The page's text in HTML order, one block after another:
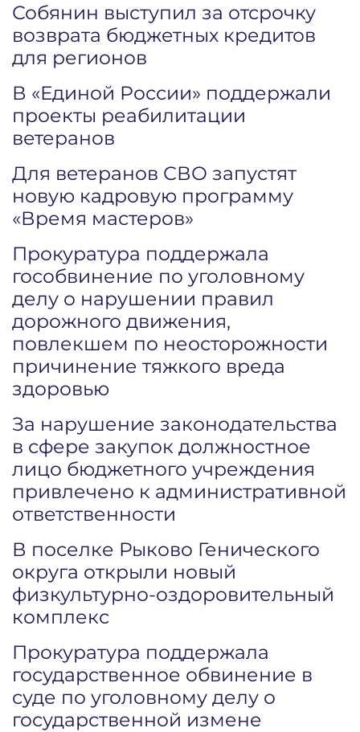
Собянин выступил за отсрочку
возврата бюджетных кредитов
для регионов
В «Единой России» поддержали
проекты реабилитации
ветеранов
Для ветеранов СВО запустят
новую кадровую программу
«Время мастеров»
Прокуратура поддержала
гособвинение по уголовному
делу о нарушении правил
дорожного движения,
повлекшем по неосторожности
причинение тяжкого вреда
здоровью
За нарушение законодательства
в сфере закупок должностное
лицо бюджетного учреждения
привлечено к административной
ответственности
В поселке Рыково Генического
округа открыли новый
физкультурно-оздоровительный
комплекс
Прокуратура поддержала
государственное обвинение в
суде по уголовному делу о
государственной измене